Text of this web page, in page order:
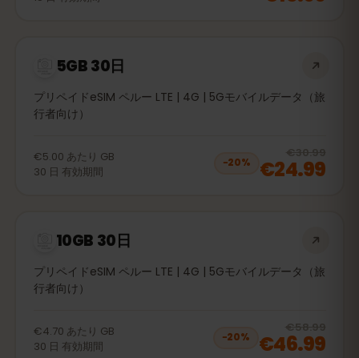
5GB 30日
プリペイドeSIM ペルー LTE | 4G | 5Gモバイルデータ（旅
行者向け）
€5.00 あたり GB
30 日 有効期間
−20%
€30.99
€24.99
10GB 30日
プリペイドeSIM ペルー LTE | 4G | 5Gモバイルデータ（旅
行者向け）
€4.70 あたり GB
30 日 有効期間
−20%
€58.99
€46.99